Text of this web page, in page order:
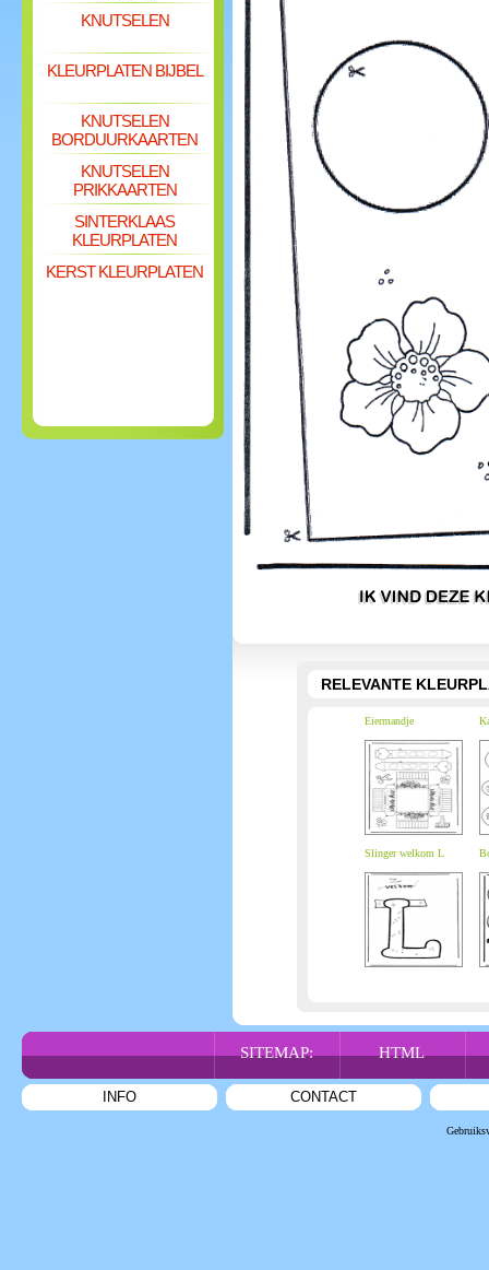
KNUTSELEN
KLEURPLATEN BIJBEL
KNUTSELEN
BORDUURKAARTEN
KNUTSELEN
PRIKKAARTEN
SINTERKLAAS
KLEURPLATEN
KERST KLEURPLATEN
RELEVANTE
Eiermandje
Slinger welkom L
SITEMAP: HTML
INFO CONTACT